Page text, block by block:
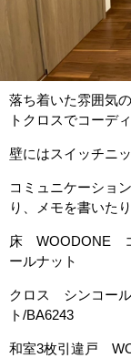
落ち着いた雰囲気
トクロスでコーデ
壁にはスイッチニ
コミュニケーショ
り、メモを書いた
床 WOODONE
ールナット
クロス シンコー
ト/BA6243
和室3枚引違戸